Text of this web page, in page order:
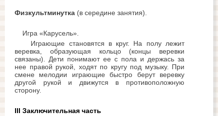
Физкультминутка (в середине занятия).
Игра «Карусель».
Играющие становятся в круг. На полу лежит
веревка, образующая кольцо (концы веревки
связаны). Дети понимают ее с пола и держась за
нее правой рукой, ходят по кругу под музыку. При
смене мелодии играющие быстро берут веревку
другой рукой и движутся в противоположную
сторону.
III Заключительная часть